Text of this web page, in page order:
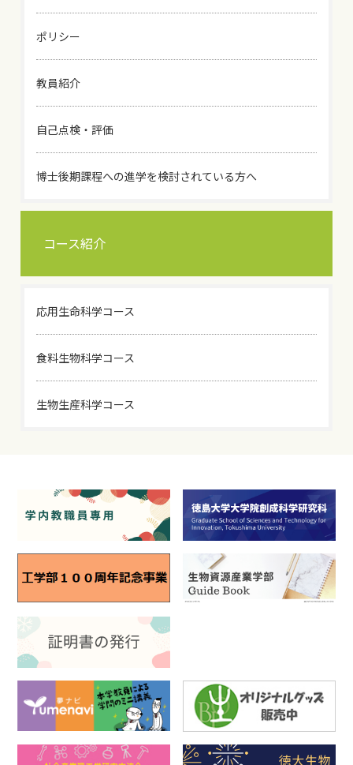
ポリシー
教員紹介
自己点検・評価
博士後期課程への進学を検討されている方へ
コース紹介
応用生命科学コース
食料生物科学コース
生物生産科学コース